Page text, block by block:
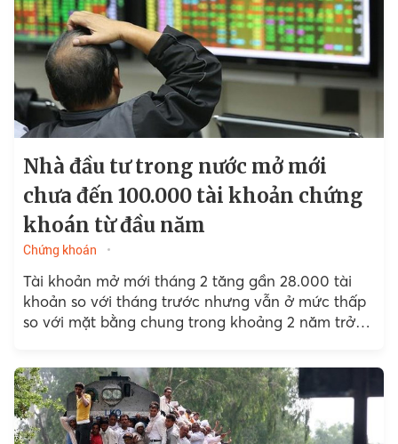
Nhà đầu tư trong nước mở mới
chưa đến 100.000 tài khoản chứng
khoán từ đầu năm
Chứng khoán
Tài khoản mở mới tháng 2 tăng gần 28.000 tài
khoản so với tháng trước nhưng vẫn ở mức thấp
so với mặt bằng chung trong khoảng 2 năm trở